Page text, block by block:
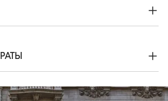
карманы
компании. Внутренняя упаковка,
сертифицированных материалов,
и повторного использования:
немного места.
всегда бесплатна. Экспресс-